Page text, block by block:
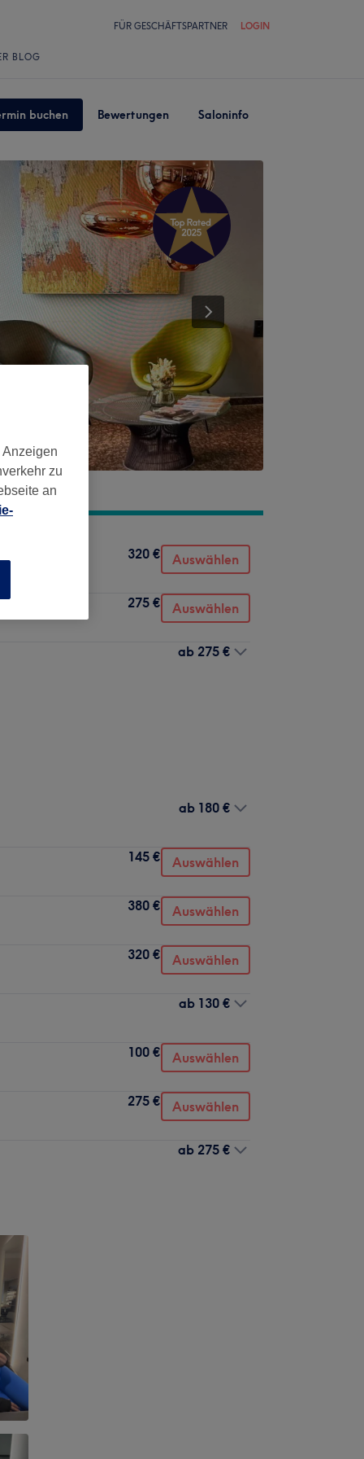
FÜR GESCHÄFTSPARTNER LOGIN
BLOG
buchen Bewertungen Saloninfo
320 € Auswählen
275 € Auswählen
ab 275 €
ab 180 €
145 € Auswählen
380 € Auswählen
320 € Auswählen
ab 130 €
100 € Auswählen
275 € Auswählen
ab 275 €
zu
an